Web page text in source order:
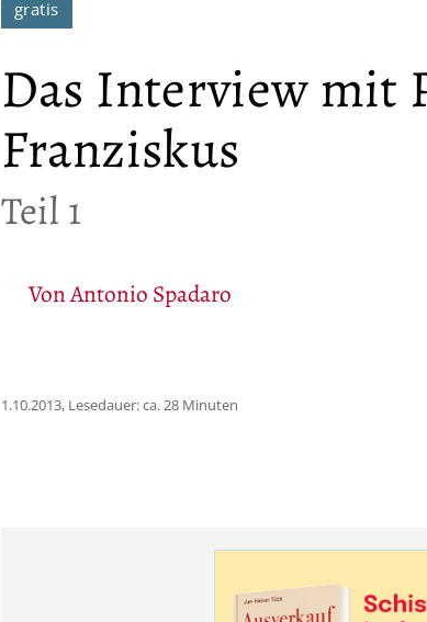
Das Interview mit
Franziskus
:
Teil 1
VonAntonio Spadaro
1.10.2013, Lesedauer: ca. 28 Minuten